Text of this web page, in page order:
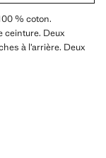
% coton.
ceinture. Deux
à l’arrière. Deux